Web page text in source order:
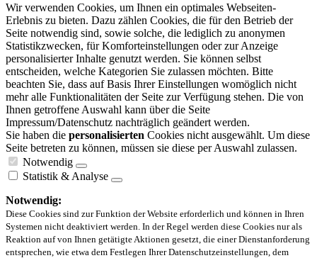
Wir verwenden Cookies, um Ihnen ein optimales Webseiten-
Erlebnis zu bieten. Dazu zählen Cookies, die für den Betrieb der
Seite notwendig sind, sowie solche, die lediglich zu anonymen
Statistikzwecken, für Komforteinstellungen oder zur Anzeige
personalisierter Inhalte genutzt werden. Sie können selbst
entscheiden, welche Kategorien Sie zulassen möchten. Bitte
beachten Sie, dass auf Basis Ihrer Einstellungen womöglich nicht
mehr alle Funktionalitäten der Seite zur Verfügung stehen. Die von
Ihnen getroffene Auswahl kann über die Seite
Impressum/Datenschutz nachträglich geändert werden.
Sie haben die personalisierten Cookies nicht ausgewählt. Um diese
Seite betreten zu können, müssen sie diese per Auswahl zulassen.
Notwendig
Statistik & Analyse
Notwendig:
Diese Cookies sind zur Funktion der Website erforderlich und können in Ihren
Systemen nicht deaktiviert werden. In der Regel werden diese Cookies nur als
Reaktion auf von Ihnen getätigte Aktionen gesetzt, die einer Dienstanforderung
entsprechen, wie etwa dem Festlegen Ihrer Datenschutzeinstellungen, dem